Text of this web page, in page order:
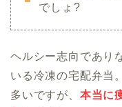
でしょ?
ヘルシー志向であり
いる冷凍の宅配弁当
多いですが、 本当に